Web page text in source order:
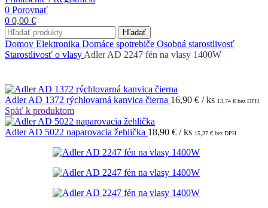
0 Porovnať
0 0,00 €
Hľadať
Domov Elektronika Domáce spotrebiče Osobná starostlivosť
Starostlivosť o vlasy Adler AD 2247 fén na vlasy 1400W
Adler AD 1372 rýchlovarná kanvica čierna 16,90 € / ks 13,74 € bez DPH
Späť k produktom
Adler AD 5022 naparovacia žehlička 18,90 € / ks 15,37 € bez DPH